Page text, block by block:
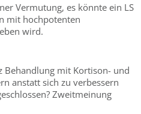
Vermutung, es könnte ein LS
mit hochpotenten
wird.
Behandlung mit Kortison- und
anstatt sich zu verbessern
Zweitmeinung